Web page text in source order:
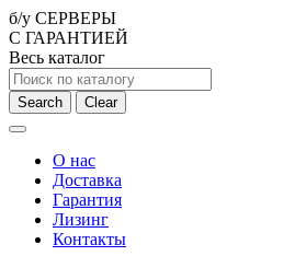
б/у СЕРВЕРЫ
С ГАРАНТИЕЙ
Весь каталог
Search Clear
О нас
Доставка
Гарантия
Лизинг
Контакты